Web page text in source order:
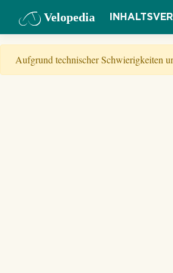
Velopedia
Aufgrund technischer Schwierigkeiten